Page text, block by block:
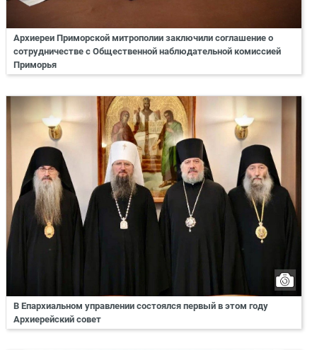
Архиереи Приморской митрополии заключили соглашение о
сотрудничестве с Общественной наблюдательной комиссией
Приморья
В Епархиальном управлении состоялся первый в этом году
Архиерейский совет